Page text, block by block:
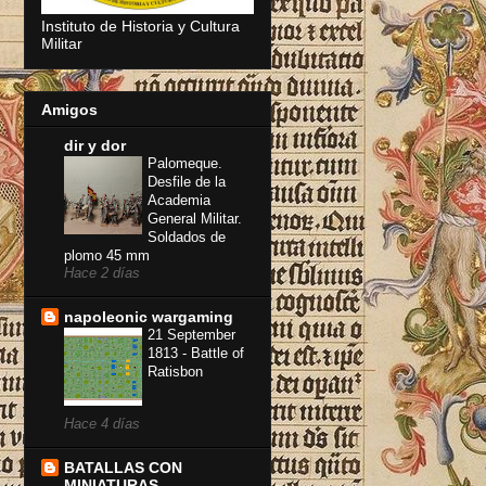
Instituto de Historia y Cultura
Militar
Amigos
dir y dor
Palomeque.
Desfile de la
Academia
General Militar.
Soldados de
plomo 45 mm
Hace 2 días
napoleonic wargaming
21 September
1813 - Battle of
Ratisbon
Hace 4 días
BATALLAS CON